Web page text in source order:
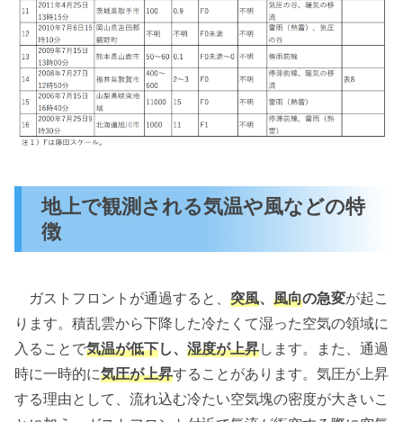
地上で観測される気温や風などの特
徴
ガストフロントが通過すると、 突風、 風向の急変が起こ
ります。積乱雲から下降した冷たくて湿った空気の領域に
入ることで気温が低下し、 湿度が上昇します。また、通過
時に一時的に気圧が上昇することがあります。気圧が上昇
する理由として、流れ込む冷たい空気塊の密度が大きいこ